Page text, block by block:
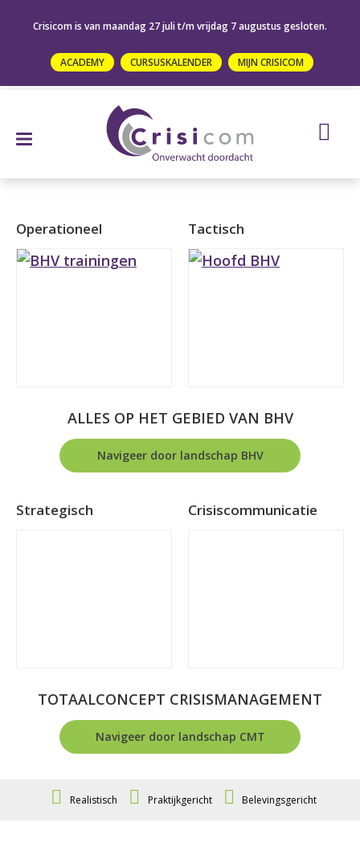
Crisicom is van maandag 27 juli t/m vrijdag 7 augustus gesloten.
ACADEMY CURSUSKALENDER MIJN CRISICOM
Operationeel Tactisch
ALLES OP HET GEBIED VAN BHV
Navigeer door landschap BHV
Strategisch Crisiscommunicatie
TOTAALCONCEPT CRISISMANAGEMENT
Navigeer door landschap CMT
Realistisch Praktijkgericht Belevingsgericht